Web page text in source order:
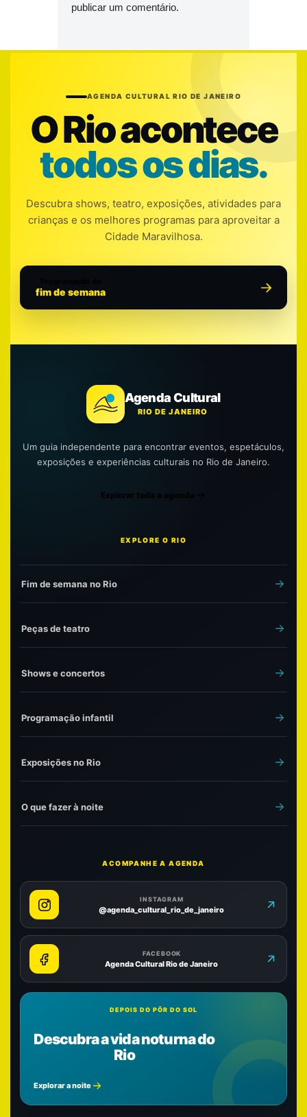
publicar um comentário.
AGENDA CULTURAL RIO DE JANEIRO
O Rio acontece
todos os dias.
Descubra shows, teatro, exposições, atividades para
crianças e os melhores programas para aproveitar a
Cidade Maravilhosa.
fim de semana
Agenda Cultural
RIO DE JANEIRO
Um guia independente para encontrar eventos, espetáculos,
exposições e experiências culturais no Rio de Janeiro.
Explorar toda a agenda
EXPLORE O RIO
Fim de semana no Rio
Peças de teatro
Shows e concertos
Programação infantil
Exposições no Rio
O que fazer à noite
ACOMPANHE A AGENDA
INSTAGRAM
@agenda_cultural_rio_de_janeiro
FACEBOOK
Agenda Cultural Rio de Janeiro
DEPOIS DO PÔR DO SOL
Descubra a vida noturna do
Rio
Explorar a noite